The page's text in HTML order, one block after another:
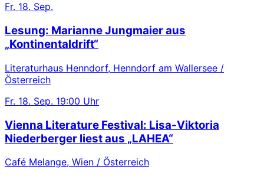
Fr. 18. Sep.
Lesung: Marianne Jungmaier aus
„Kontinentaldrift“
Literaturhaus Henndorf, Henndorf am Wallersee /
Österreich
Fr. 18. Sep. 19:00 Uhr
Vienna Literature Festival: Lisa-Viktoria
Niederberger liest aus „LAHEA“
Café Melange, Wien / Österreich